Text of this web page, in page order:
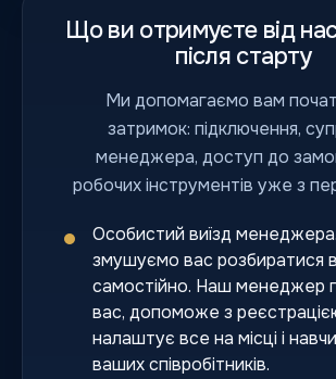
Що ви отримуєте від
після старту
Ми допомагаємо вам
затримок: підключення,
менеджера, доступ до
робочих інструментів уже з
Особистий виїзд
змушуємо вас розбиратися
самостійно. Наш менеджер
вас, допоможе з
налаштує все на місці і
ваших співробітників.